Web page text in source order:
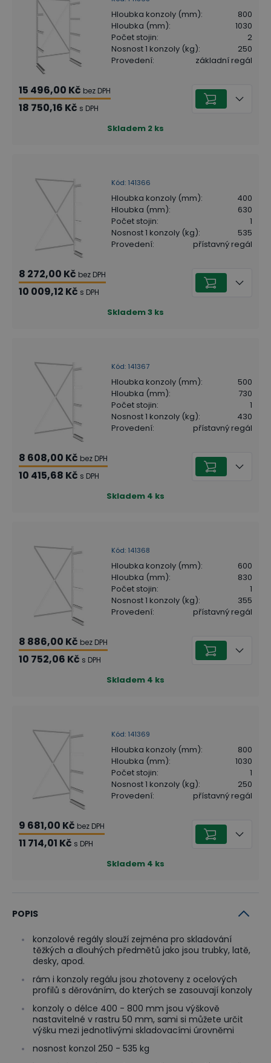
Hloubka konzoly (mm):
800
Hloubka (mm):
1030
Počet stojin:
2
Nosnost 1 konzoly (kg):
250
Provedení: základní regál
15 496,00 Kč bez DPH
18 750,16 Kč s DPH
Skladem 2 ks
Kód: 141366
Hloubka konzoly (mm):
400
Hloubka (mm):
630
Počet stojin:
1
Nosnost 1 konzoly (kg):
535
Provedení: přístavný regál
8 272,00 Kč bez DPH
10 009,12 Kč s DPH
Skladem3 ks
Kód: 141367
Hloubka konzoly (mm):
500
Hloubka (mm):
730
Počet stojin:
1
Nosnost 1 konzoly (kg):
430
Provedení: přístavný regál
8 608,00 Kč bez DPH
10 415,68 Kč s DPH
Skladem 4 ks
Kód: 141368
Hloubka konzoly (mm):
600
Hloubka (mm):
830
Počet stojin:
1
Nosnost 1 konzoly (kg):
355
Provedení: přístavný regál
8 886,00 Kč bez DPH
10 752,06 Kč s DPH
Skladem 4 ks
Kód: 141369
Hloubka konzoly (mm):
800
Hloubka (mm):
1030
Počet stojin:
1
Nosnost 1 konzoly (kg):
250
Provedení: přístavný regál
9 681,00 Kč bez DPH
11 714,01 Kč s DPH
Skladem 4 ks
POPIS
konzolové regály slouží zejména pro skladování
těžkých a dlouhých předmětů jako jsou trubky, latě,
desky, apod.
rám i konzoly regálu jsou zhotoveny z ocelových
profilů s děrováním, do kterých se zasouvají konzoly
konzoly o délce 400 - 800 mm jsou výškově
nastavitelné v rastru 50 mm, sami si můžete určit
výšku mezi jednotlivými skladovacími úrovněmi
nosnost konzol 250 - 535 kg